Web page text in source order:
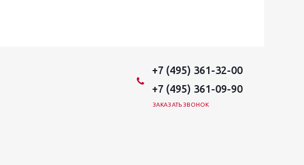
+7 (495) 361-32-00
+7 (495) 361-09-90
ЗАКАЗАТЬ ЗВОНОК